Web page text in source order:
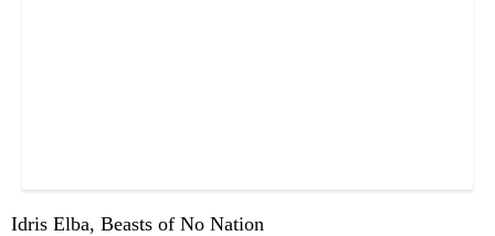
Idris Elba, Beasts of No Nation